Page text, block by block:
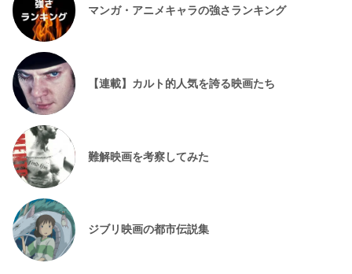
マンガ・アニメキャラの強さランキング
【連載】カルト的人気を誇る映画たち
難解映画を考察してみた
ジブリ映画の都市伝説集